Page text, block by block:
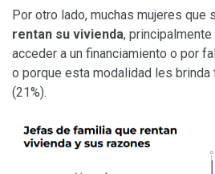
Por otro lado, muchas mujeres que
rentan su vivienda,
acceder a un financiamiento o por
o porque esta modalidad les brinda
(21%).